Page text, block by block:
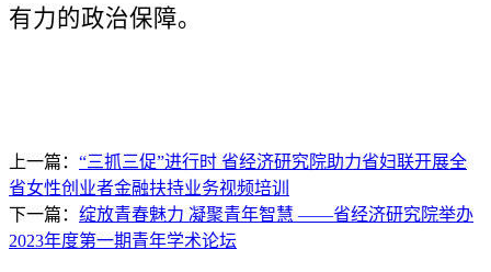
有力的政治保障。
上一篇： “三抓三促”进行时 省经济研究院助力省妇联开展全
省女性创业者金融扶持业务视频培训
下一篇： 绽放青春魅力 凝聚青年智慧 ——省经济研究院举办
2023年度第一期青年学术论坛